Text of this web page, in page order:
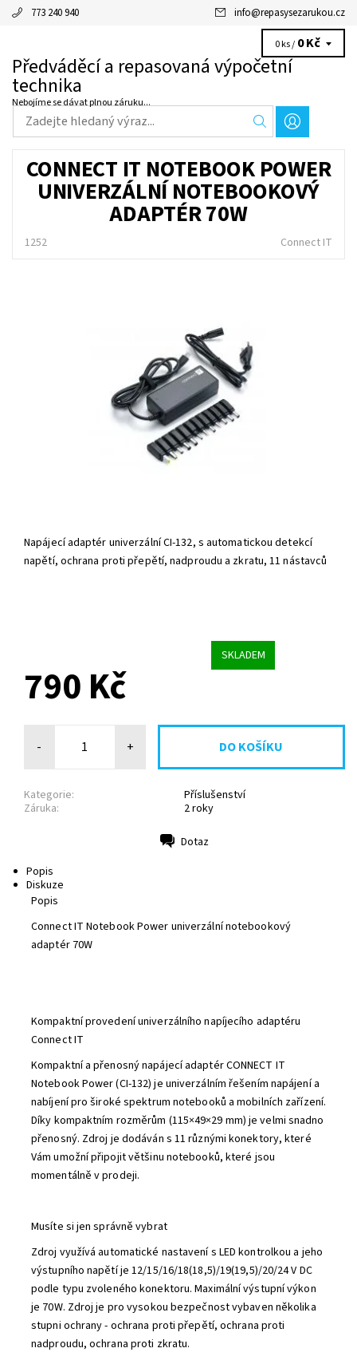
773 240 940 info@repasysezarukou.cz
Předváděcí a repasovaná výpočetní
technika
Nebojíme se dávat plnou záruku...
0 ks / 0 Kč
CONNECT IT NOTEBOOK POWER
UNIVERZÁLNÍ NOTEBOOKOVÝ
ADAPTÉR 70W
1252 Connect IT
Napájecí adaptér univerzální CI-132, s automatickou detekcí
napětí, ochrana proti přepětí, nadproudu a zkratu, 11 nástavců
SKLADEM
790 Kč
- +
Kategorie:
Příslušenství
Záruka:
2 roky
Dotaz
Popis
Diskuze
Popis
Connect IT Notebook Power univerzální notebookový
adaptér 70W
Kompaktní provedení univerzálního napíjecího adaptéru
Connect IT
Kompaktní a přenosný napájecí adaptér CONNECT IT
Notebook Power (CI-132) je univerzálním řešením napájení a
nabíjení pro široké spektrum notebooků a mobilních zařízení.
Díky kompaktním rozměrům (115×49×29 mm) je velmi snadno
přenosný. Zdroj je dodáván s 11 různými konektory, které
Vám umožní připojit většinu notebooků, které jsou
momentálně v prodeji.
Musíte si jen správně vybrat
Zdroj využívá automatické nastavení s LED kontrolkou a jeho
výstupního napětí je 12/15/16/18(18,5)/19(19,5)/20/24 V DC
podle typu zvoleného konektoru. Maximální výstupní výkon
je 70W. Zdroj je pro vysokou bezpečnost vybaven několika
stupni ochrany - ochrana proti přepětí, ochrana proti
nadproudu, ochrana proti zkratu.